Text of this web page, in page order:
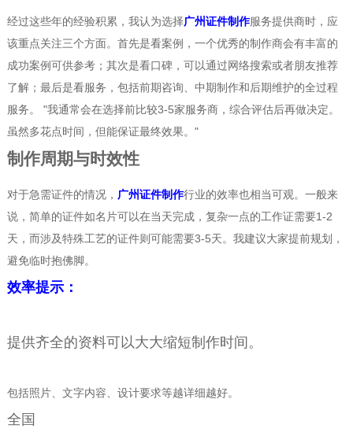
经过这些年的经验积累，我认为选择广州证件制作服务提供商时，应
该重点关注三个方面。首先是看案例，一个优秀的制作商会有丰富的
成功案例可供参考；其次是看口碑，可以通过网络搜索或者朋友推荐
了解；最后是看服务，包括前期咨询、中期制作和后期维护的全过程
服务。 "我通常会在选择前比较3-5家服务商，综合评估后再做决定。
虽然多花点时间，但能保证最终效果。"
制作周期与时效性
对于急需证件的情况， 广州证件制作行业的效率也相当可观。一般来
说，简单的证件如名片可以在当天完成，复杂一点的工作证需要1-2
天，而涉及特殊工艺的证件则可能需要3-5天。我建议大家提前规划，
避免临时抱佛脚。
效率提示：
提供齐全的资料可以大大缩短制作时间。
包括照片、文字内容、设计要求等越详细越好。
全国